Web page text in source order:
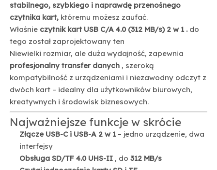
stabilnego, szybkiego i naprawdę przenośnego
czytnika kart, któremu możesz zaufać.
Właśnie czytnik kart USB C/A 4.0 (312 MB/s) 2 w 1 .do
tego został zaprojektowany ten
Niewielki rozmiar, ale duża wydajność, zapewnia
profesjonalny transfer danych , szeroką
kompatybilność z urządzeniami i niezawodny odczyt z
dwóch kart – idealny dla użytkowników biurowych,
kreatywnych i środowisk biznesowych.
Najważniejsze funkcje w skrócie
Złącze USB-C i USB-A 2 w 1 – jedno urządzenie, dwa
interfejsy
Obsługa SD/TF 4.0 UHS-II , do 312 MB/s